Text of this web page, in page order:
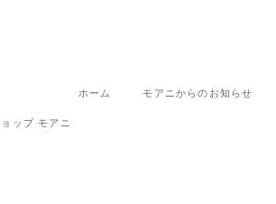
ホーム モアニからのお知らせ